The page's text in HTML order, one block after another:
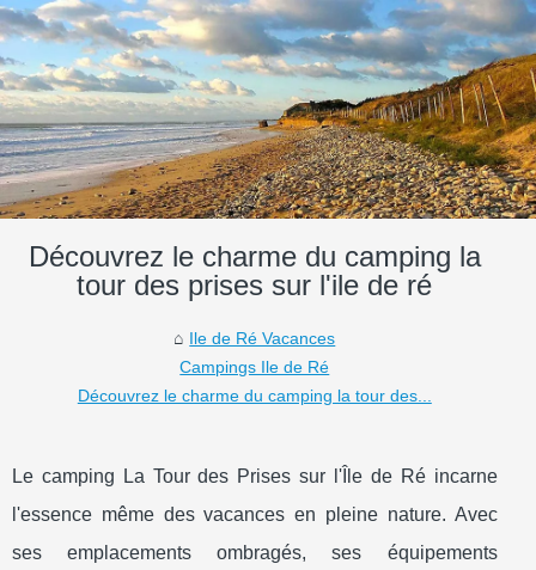
Découvrez le charme du camping la
tour des prises sur l'ile de ré
Ile de Ré Vacances
Campings Ile de Ré
Découvrez le charme du camping la tour des...
Le camping La Tour des Prises sur l'Île de Ré incarne
l'essence même des vacances en pleine nature. Avec
ses emplacements ombragés, ses équipements